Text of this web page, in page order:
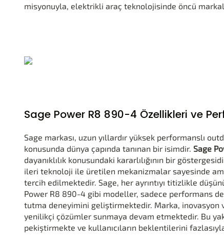
misyonuyla, elektrikli araç teknolojisinde öncü
Sage Power R8 890-4 Özellikleri ve
Sage markası, uzun yıllardır yüksek performanslı
konusunda dünya çapında tanınan bir isimdir. Sage
dayanıklılık konusundaki kararlılığının bir
ileri teknoloji ile üretilen mekanizmalar sayesinde
tercih edilmektedir. Sage, her ayrıntıyı titizlikle
Power R8 890-4 gibi modeller, sadece performans
tutma deneyimini geliştirmektedir. Marka,
yenilikçi çözümler sunmaya devam etmektedir. Bu
pekiştirmekte ve kullanıcıların beklentilerini